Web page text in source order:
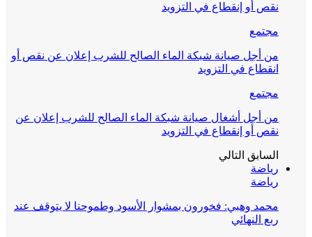
نقص أو إنقطاع في التزويد
مجتمع
من أجل صيانة شبكة الماء الصالح للشرب إعلان عن نقص أو
انقطاع في التزويد
مجتمع
من أجل أشغال صيانة شبكة الماء الصالح للشرب إعلان عن
نقص أو إنقطاع في التزويد
السابق التالي
رياضة
رياضة
محمد وهبي: فخورون بمشوار الأسود وطموحنا لا يتوقف عند
ربع النهائي